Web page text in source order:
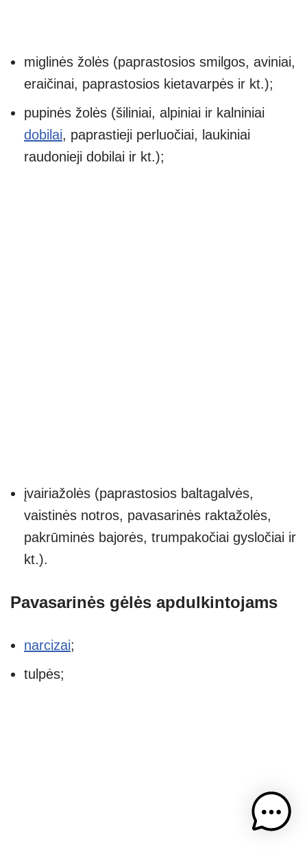
miglinės žolės (paprastosios smilgos, aviniai,
eraičinai, paprastosios kietavarpės ir kt.);
pupinės žolės (šiliniai, alpiniai ir kalniniai
dobilai, paprastieji perluočiai, laukiniai
raudonieji dobilai ir kt.);
įvairiažolės (paprastosios baltagalvės,
vaistinės notros, pavasarinės raktažolės,
pakrūminės bajorės, trumpakočiai gysločiai ir
kt.).
Pavasarinės gėlės apdulkintojams
narcizai;
tulpės;